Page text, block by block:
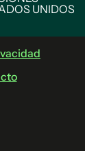
UNIDOS